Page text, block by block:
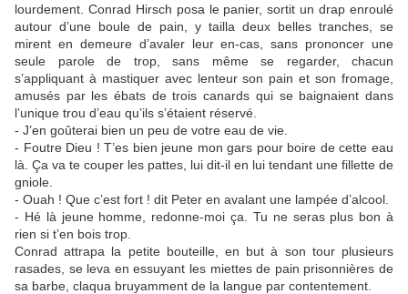
lourdement. Conrad Hirsch posa le panier, sortit un drap enroulé
autour d’une boule de pain, y tailla deux belles tranches, se
mirent en demeure d’avaler leur en-cas, sans prononcer une
seule parole de trop, sans même se regarder, chacun
s’appliquant à mastiquer avec lenteur son pain et son fromage,
amusés par les ébats de trois canards qui se baignaient dans
l’unique trou d’eau qu’ils s’étaient réservé.
- J’en goûterai bien un peu de votre eau de vie.
- Foutre Dieu ! T’es bien jeune mon gars pour boire de cette eau
là. Ça va te couper les pattes, lui dit-il en lui tendant une fillette de
gniole.
- Ouah ! Que c’est fort ! dit Peter en avalant une lampée d’alcool.
- Hé là jeune homme, redonne-moi ça. Tu ne seras plus bon à
rien si t’en bois trop.
Conrad attrapa la petite bouteille, en but à son tour plusieurs
rasades, se leva en essuyant les miettes de pain prisonnières de
sa barbe, claqua bruyamment de la langue par contentement.